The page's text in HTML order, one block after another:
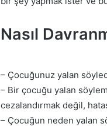
Nasıl
– Çocuğunuz yalan
– Bir çocuğu yalan
cezalandırmak değil,
– Çocuğun neden yalan